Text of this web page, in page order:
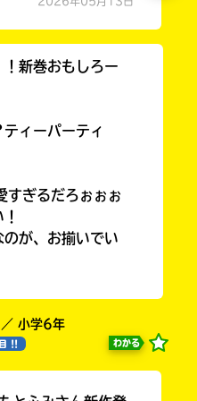
新巻おもしろー
ィーパーティ
すぎるだろぉぉぉ
のが、お揃いでい
小学6年
!! わかる